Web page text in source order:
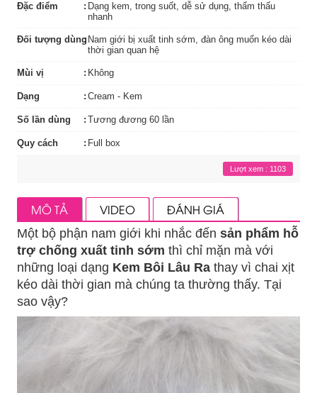
Đặc điểm
Dạng kem, trong suốt, dễ sử dụng, thẩm thấu
nhanh
Đối tượng dùng Nam giới bị xuất tinh sớm, đàn ông muốn kéo dài
thời gian quan hệ
Mùi vị Không
Dạng Cream - Kem
Số lần dùng Tương đương 60 lần
Quy cách Full box
Lượt xem : 1103
MÔ TẢ VIDEO ĐÁNH GIÁ
Một bộ phận nam giới khi nhắc đến sản phẩm hỗ
trợ chống xuất tinh sớm thì chỉ mặn mà với
những loại dạng Kem Bôi Lâu Ra thay vì chai xịt
kéo dài thời gian mà chúng ta thường thấy. Tại
sao vậy?